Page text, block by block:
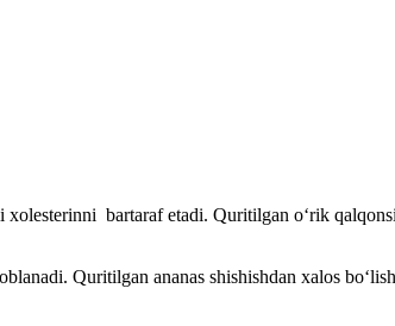
bartaraf etadi. Quritilgan o‘rik
Quritilgan ananas shishishdan xalos